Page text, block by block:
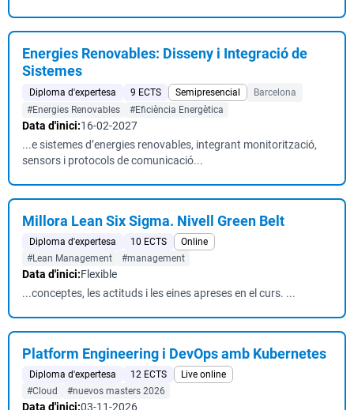
Energies Renovables: Disseny i Integració de
Sistemes
Diploma d'expertesa 9 ECTS Semipresencial
Barcelona
#Energies Renovables
#Eficiència Energètica
Data d'inici:16-02-2027
...e sistemes d’energies renovables, integrant monitorització,
sensors i protocols de comunicació...
Millora Lean Six Sigma. Nivell Green Belt
Diploma d'expertesa 10 ECTS
Online
#Lean Management
#management
Data d'inici:Flexible
...conceptes, les actituds i les eines apreses en el curs. ...
Platform Engineering i DevOps amb Kubernetes
Diploma d'expertesa 12 ECTS
Live online
#Cloud
#nuevos masters 2026
Data d'inici:03-11-2026